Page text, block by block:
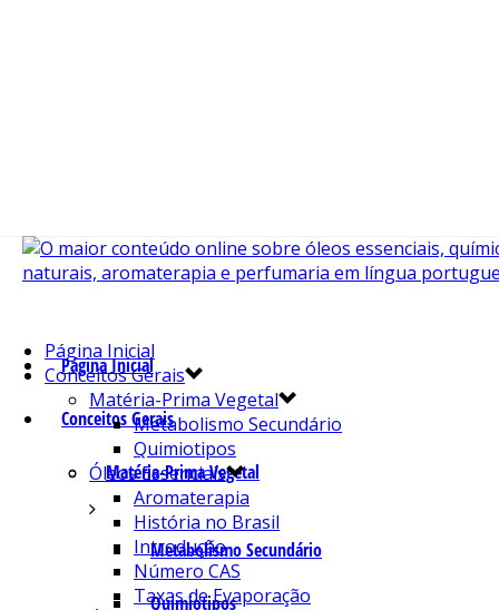
Página Inicial
Conceitos Gerais
Matéria-Prima Vegetal
Metabolismo Secundário
Quimiotipos
Página Inicial
Conceitos Gerais
Matéria-Prima Vegetal
Metabolismo Secundário
Quimiotipos
Óleos Essenciais
Aromaterapia
História no Brasil
Introdução
Número CAS
Taxas de Evaporação